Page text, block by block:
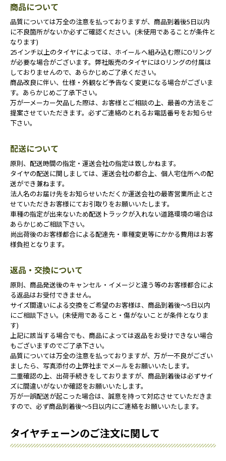
商品について
品質については万全の注意を払っておりますが、商品到着後5日以内
に不良箇所がないか必ずご確認ください。(未使用であることが条件と
なります)
25インチ以上のタイヤによっては、ホイールへ組み込む際にOリング
が必要な場合がございます。弊社販売のタイヤにはOリングの付属は
しておりませんので、あらかじめご了承ください。
商品改良に伴い、仕様・外観など予告なく変更になる場合がございま
す。あらかじめご了承下さい。
万が一メーカー欠品した際は、お客様とご相談の上、最善の方法をご
提案させていただきます。必ずご連絡のとれるお電話番号をお知らせ
下さい。
配送について
原則、配送時間の指定・運送会社の指定は致しかねます。
タイヤの配送に関しましては、運送会社の都合上、個人宅住所への配
送ができ兼ねます。
法人名のお届け先をお知らせいただくか運送会社の最寄営業所止とさ
せていただきお客様にてお引取りをお願いいたします。
車種の指定が出来ないため配送トラックが入れない道路環境の場合は
あらかじめご相談下さい。
尚出荷後のお客様都合による配達先・車種変更等にかかる費用はお客
様負担となります。
返品・交換について
原則、商品発送後のキャンセル・イメージと違う等のお客様都合によ
る返品はお受付できません。
サイズ間違いによる交換をご希望のお客様は、商品到着後～5日以内
にご相談下さい。(未使用であること・傷がないことが条件となりま
す)
上記に該当する場合でも、商品によっては返品をお受けできない場合
もございますのでご了承下さい。
品質については万全の注意を払っておりますが、万が一不良がござい
ましたら、写真添付の上弊社までメールをお願いいたします。
二重確認の上、出荷手続きをしておりますが、商品到着後は必ずサイ
ズに間違いがないか確認をお願いいたします。
万が一誤配送が起こった場合は、誠意を持って対応させていただきま
すので、必ず商品到着後～5日以内にご連絡をお願いいたします。
タイヤチェーンのご注文に関して